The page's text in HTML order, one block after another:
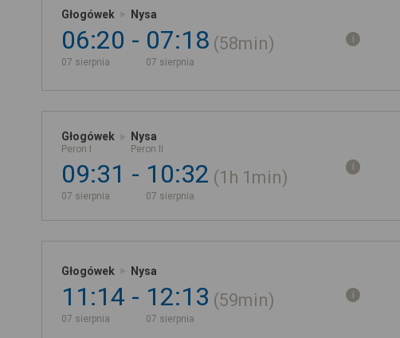
Głogówek Nysa
06:20
07 sierpnia
07:18
07 sierpnia
58min
Głogówek
Peron I
Nysa
Peron II
09:31
07 sierpnia
10:32
07 sierpnia
1h 1min
Głogówek Nysa
11:14
07 sierpnia
12:13
07 sierpnia
59min